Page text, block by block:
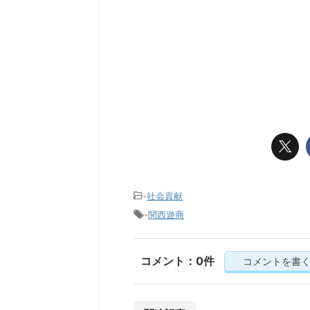
-社会貢献
-関西遊商
コメント：0件 コメントを書く